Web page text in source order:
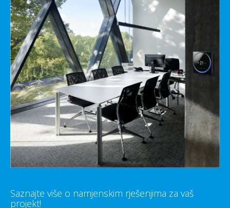
Saznajte više o namjenskim rješenjima za vaš
projekt!